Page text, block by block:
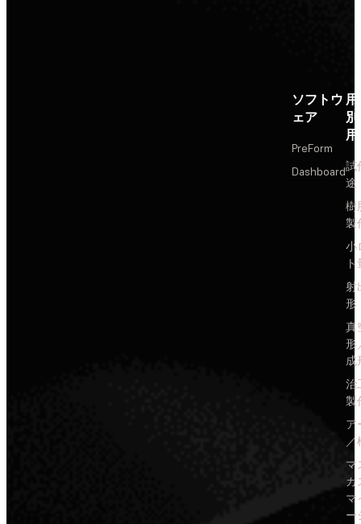
ソフトウ
ェア
PreForm
Dashboard試
途
樹
製
小
射
形
真
形
成
治
製
ア
／
マ
カ
マ
ー